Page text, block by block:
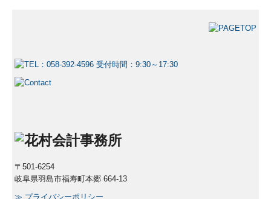
〒501-6254
岐阜県羽島市福寿町本郷 664-13
≫ プライバシーポリシー